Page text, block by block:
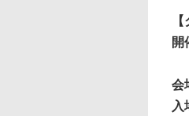
開
会
入